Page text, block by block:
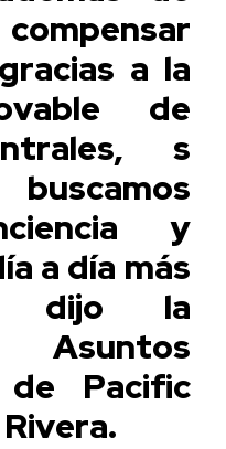
a la
de
s
y
a día más
dijo la
Asuntos
de Pacific